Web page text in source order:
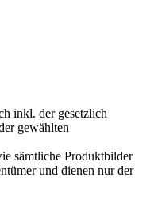
inkl. der gesetzlich
gewählten
sämtliche Produktbilder
und dienen nur der